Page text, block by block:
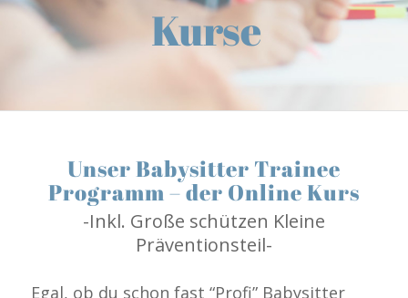
Kurse
Unser Babysitter Trainee
Programm – der Online Kurs
-Inkl. Große schützen Kleine
Präventionsteil-
Egal, ob du schon fast “Profi” Babysitter